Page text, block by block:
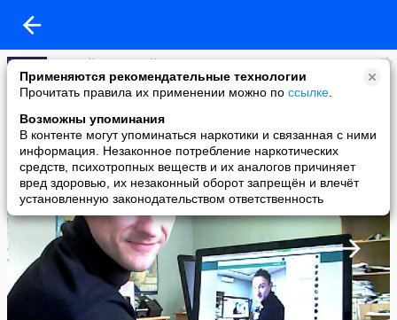
Применяются рекомендательные технологии
Прочитать правила их применении можно по ссылке
Возможны упоминания
В контенте могут упоминаться наркотики и связанная с ними
информация. Незаконное потребление наркотических
средств, психотропных веществ и их аналогов причиняет
вред здоровью, их незаконный оборот запрещён и влечёт
установленную законодательством ответственность
Андрей Смольный
added a photo
07 Sep в 14:59